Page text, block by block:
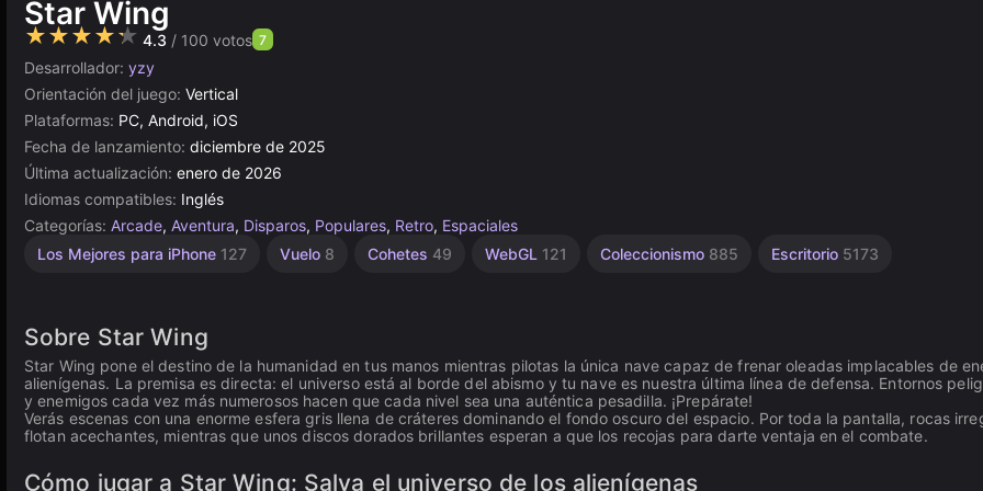
Star Wing
★★★★★ 4.3 / 100 votos 7
Desarrollador: yzy
Orientación del juego: Vertical
Plataformas: PC, Android, iOS
Fecha de lanzamiento: diciembre de 2025
Última actualización: enero de 2026
Idiomas compatibles: Inglés
Categorías: Arcade, Aventura, Disparos, Populares, Retro, Espaciales
Los Mejores para iPhone 127 Vuelo 8 Cohetes 49 WebGL 121 Coleccionismo 885 Escritorio 5173
Ciencia
Sobre Star Wing
Star Wing pone el destino de la humanidad en tus manos mientras pilotas la única nave capaz de frenar oleadas implacables de
alienígenas. La premisa es directa: el universo está al borde del abismo y tu nave es nuestra última línea de defensa. Entornos
y enemigos cada vez más numerosos hacen que cada nivel sea una auténtica pesadilla. ¡Prepárate!
Verás escenas con una enorme esfera gris llena de cráteres dominando el fondo oscuro del espacio. Por toda la pantalla, rocas
flotan acechantes, mientras que unos discos dorados brillantes esperan a que los recojas para darte ventaja en el combate.
Cómo jugar a Star Wing: Salva el universo de los alienígenas